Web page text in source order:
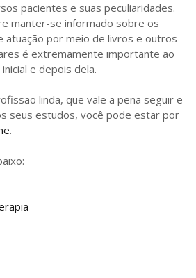
pacientes e suas peculiaridades.
manter-se informado sobre os
atuação por meio de livros e outros
é extremamente importante ao
e depois dela.
linda, que vale a pena seguir e
seus estudos, você pode estar por
.